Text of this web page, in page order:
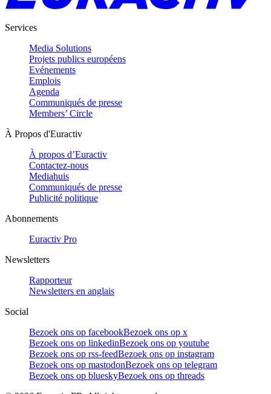
Services
Media Solutions
Projets publics européens
Evénements
Emplois
Agenda
Communiqués de presse
Members’ Circle
À Propos d'Euractiv
À propos d’Euractiv
Contactez-nous
Mediahuis
Communiqués de presse
Publicité politique
Abonnements
Euractiv Pro
Newsletters
Rapporteur
Newsletters en anglais
Social
Bezoek ons op facebookBezoek ons op x
Bezoek ons op linkedinBezoek ons op youtube
Bezoek ons op rss-feedBezoek ons op instagram
Bezoek ons op mastodonBezoek ons op telegram
Bezoek ons op blueskyBezoek ons op threads